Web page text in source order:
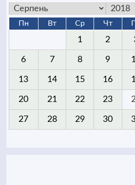
Пн Вт Ср Чт
1 2
6 7 8 9
13 14 15 16
20 21 22 23
27 28 29 30